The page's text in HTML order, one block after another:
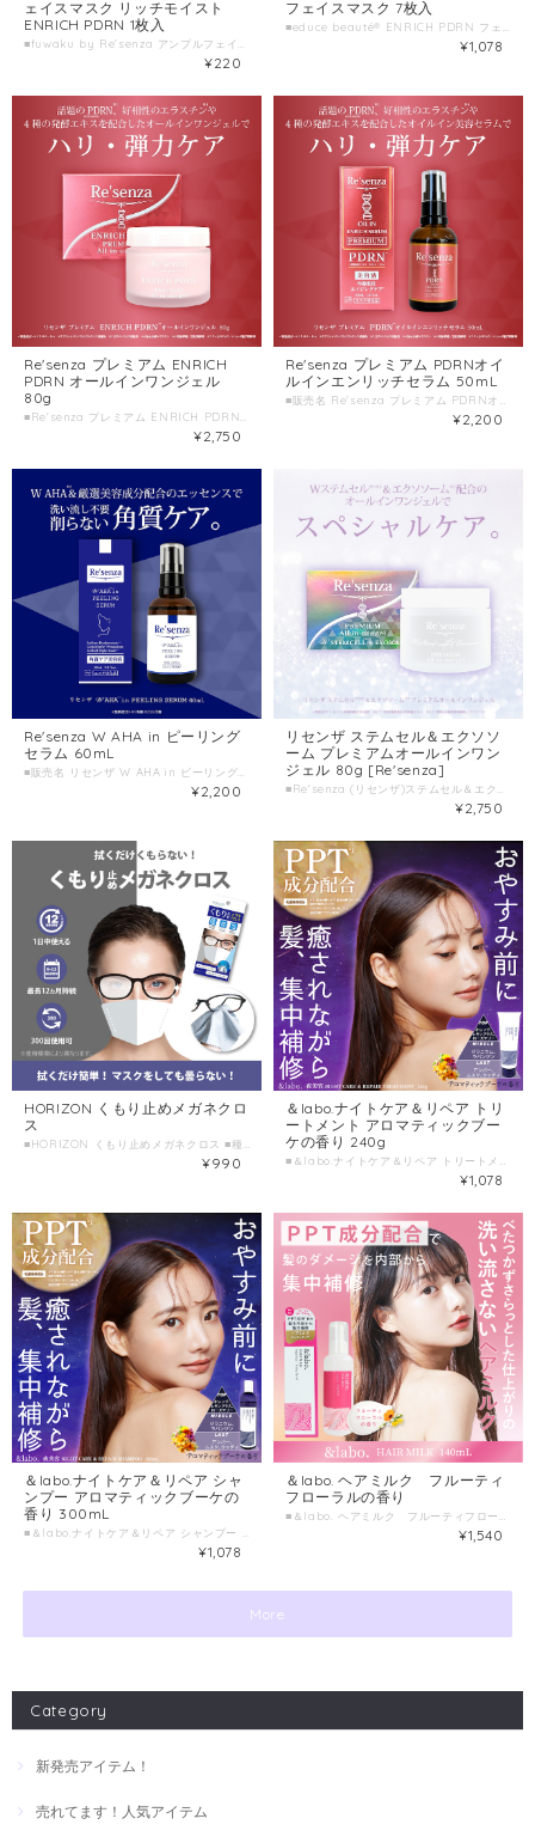
ェイスマスク リッチモイスト
ENRICH PDRN 1枚入
■fuwaku by Re'senza アンプルフェイスマスク リッチモイスト ENRICH PDRN ■種類別名称 シート状フェイスマスク ■容量 1枚入(美容液23mL) ■製造国 日本 ■製造販売元 株式会社HORIZON
¥220
フェイスマスク 7枚入
■educe beauté® ENRICH PDRN フェイスマスク ■種類別名称 シート状フェイスマスク ■容量 7枚入(美容液120mL) ■製造国 日本 ■製造販売元 株式会社HORIZON
¥1,078
Re'senza プレミアム ENRICH
PDRN オールインワンジェル
80g
¥2,750
Re'senza プレミアム PDRNオイ
ルインエンリッチセラム 50mL
¥2,200
Re'senza W AHA in ピーリング
セラム 60mL
¥2,200
リセンザ ステムセル＆エクソソ
ーム プレミアムオールインワン
ジェル 80g [Re'senza]
¥2,750
HORIZON くもり止めメガネクロ
ス
¥990
＆labo.ナイトケア＆リペア トリ
ートメント アロマティックブー
ケの香り 240g
¥1,078
＆labo.ナイトケア＆リペア シャ
ンプー アロマティックブーケの
香り 300mL
¥1,078
＆labo. ヘアミルク フルーティ
フローラルの香り
¥1,540
More
Category
新発売アイテム！
売れてます！人気アイテム